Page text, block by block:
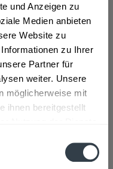
und Anzeigen zu
Medien anbieten
Website zu
zu Ihrer
Partner für
weiter. Unsere
möglicherweise mit
ihnen bereitgestellt